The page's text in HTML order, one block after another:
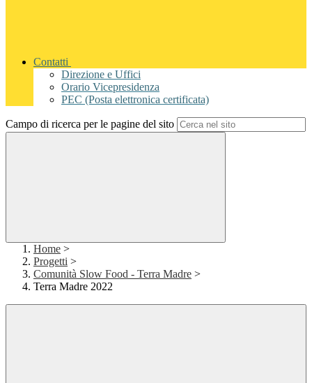
Contatti
Direzione e Uffici
Orario Vicepresidenza
PEC (Posta elettronica certificata)
Campo di ricerca per le pagine del sito
Home >
Progetti >
Comunità Slow Food - Terra Madre >
Terra Madre 2022